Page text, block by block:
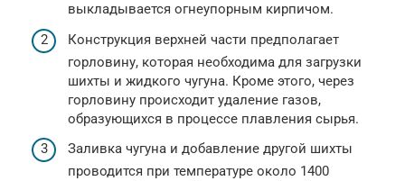
выкладывается огнеупорным кирпичом.
Конструкция верхней части предполагает
горловину, которая необходима для загрузки
шихты и жидкого чугуна. Кроме этого, через
горловину происходит удаление газов,
образующихся в процессе плавления сырья.
Заливка чугуна и добавление другой шихты
проводится при температуре около 1400